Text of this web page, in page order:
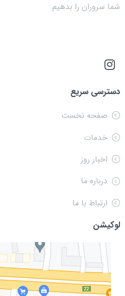
شما سروران را بدهیم.
دسترسی سریع
صفحه نخست
خدمات
اخبار روز
درباره ما
ارتباط با ما
لوکیشن